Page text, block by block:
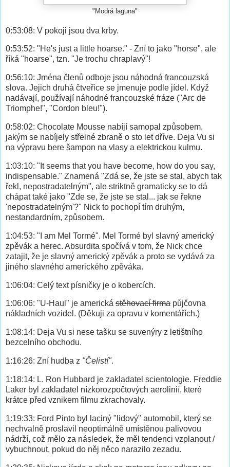
"Modrá laguna"
0:53:08: V pokoji jsou dva krby.
0:53:52: "He's just a little hoarse." - Zní to jako "horse", ale
říká "hoarse", tzn. "Je trochu chraplavý"!
0:56:10: Jména členů odboje jsou náhodná francouzská
slova. Jejich druhá čtveřice se jmenuje podle jídel. Když
nadávají, používají náhodné francouzské fráze ("Arc de
Triomphe!", "Cordon bleu!").
0:58:02: Chocolate Mousse nabíjí samopal způsobem,
jakým se nabíjely střelné zbraně o sto let dříve. Deja Vu si
na výpravu bere šampon na vlasy a elektrickou kulmu.
1:03:10: "It seems that you have become, how do you say,
indispensable." Znamená "Zdá se, že jste se stal, abych tak
řekl, nepostradatelným", ale striktně gramaticky se to dá
chápat také jako "Zde se, že jste se stal... jak se řekne
'nepostradatelným'?" Nick to pochopí tím druhým,
nestandardním, způsobem.
1:04:53: "I am Mel Tormé". Mel Tormé byl slavný americký
zpěvák a herec. Absurdita spočívá v tom, že Nick chce
zatajit, že je slavný americký zpěvák a proto se vydává za
jiného slavného amerického zpěváka.
1:06:04: Celý text písničky je o kobercích.
1:06:06: "U-Haul" je americká stěhovací firma půjčovna
nákladních vozidel. (Děkuji za opravu v komentářích.)
1:08:14: Deja Vu si nese tašku se suvenýry z letištního
bezcelního obchodu.
1:16:26: Zní hudba z "Čelistí".
1:18:14: L. Ron Hubbard je zakladatel scientologie. Freddie
Laker byl zakladatel nízkorozpočtových aerolinií, které
krátce před vznikem filmu zkrachovaly.
1:19:33: Ford Pinto byl laciný "lidový" automobil, který se
nechvalně proslavil neoptimálně umístěnou palivovou
nádrží, což mělo za následek, že měl tendenci vzplanout /
vybuchnout, pokud do něj něco narazilo zezadu.